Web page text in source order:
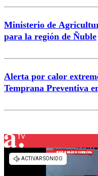
Ministerio de
para la región de Ñuble
Alerta por calor
Temprana Preventiva